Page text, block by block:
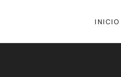
INICIO